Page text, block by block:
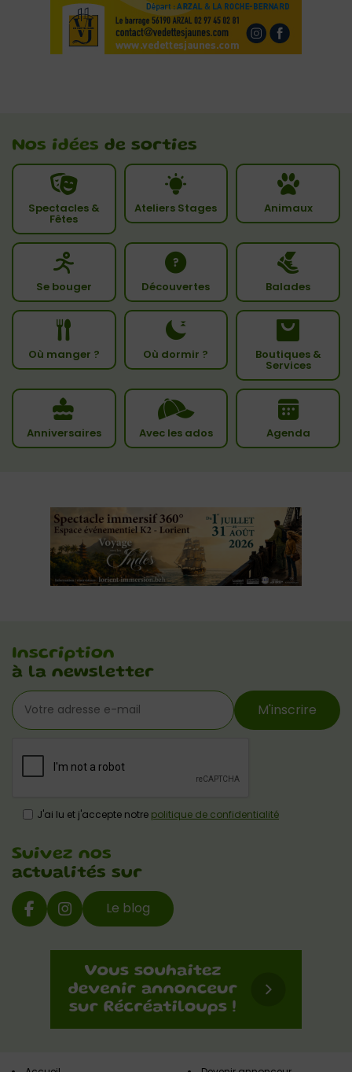
Nos idées de sorties
Spectacles &
Fêtes
Ateliers Stages Animaux
Se bouger Découvertes Balades
Où manger ? Où dormir ? Boutiques &
Services
Anniversaires Avec les ados Agenda
Inscription
à la newsletter
M'inscrire
J'ai lu et j'accepte notre politique de confidentialité
Suivez nos
actualités sur
Le blog